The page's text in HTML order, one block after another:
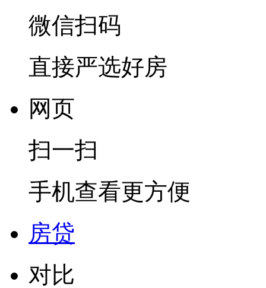
微信扫码
直接严选好房
网页
扫一扫
手机查看更方便
房贷
对比